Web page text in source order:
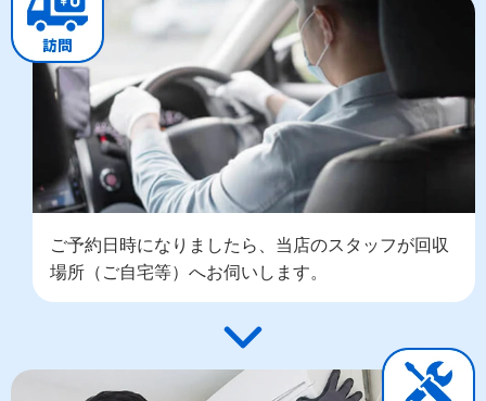
ご予約日時になりましたら、当店のスタッフが回収
場所（ご自宅等）へお伺いします。